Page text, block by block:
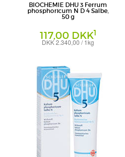
BIOCHEMIE DHU 3 Ferrum
phosphoricum N D 4 Salbe,
50 g
117,00 DKK1
DKK 2.340,00 / 1kg